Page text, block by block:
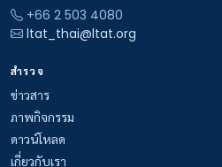
+66 2 503 4080
ltat_thai@ltat.org
สำรวจ
ข่าวสาร
ภาพกิจกรรม
ดาวน์โหลด
เกี่ยวกับเรา